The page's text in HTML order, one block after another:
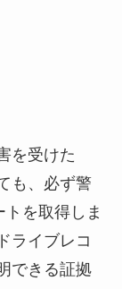
を受けた
も、必ず警
を取得しま
ライブレコ
できる証拠